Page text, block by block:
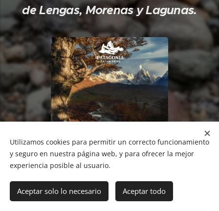
de Lengas, Morenas y Lagunas.
Utilizamos cookies para permitir un correcto funcionamiento
y seguro en nuestra página web, y para ofrecer la mejor
experiencia posible al usuario.
Aceptar solo lo necesario Aceptar todo